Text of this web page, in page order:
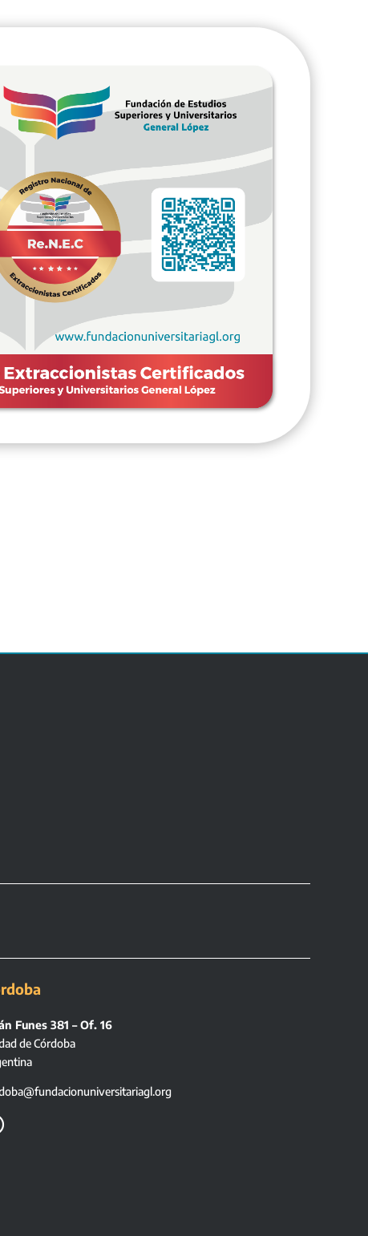
Funes 381 – Of. 16
de Córdoba